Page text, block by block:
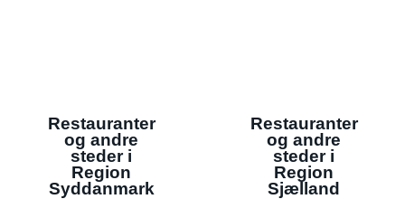
Restauranter
og andre
steder i
Region
Syddanmark
Restauranter
og andre
steder i
Region
Sjælland